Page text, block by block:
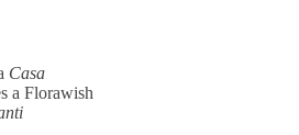
Casa
a Florawish